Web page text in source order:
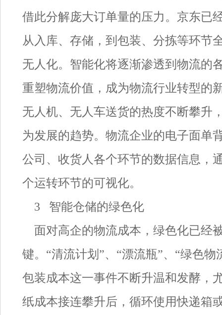
借此分解庞大订单量的压力。京东已
从入库、存储，到包装、分拣等环节
无人化。智能化将逐渐渗透到物流的
重塑物流价值，成为物流行业转型的
无人机、无人车送货的热度不断攀升
为发展的趋势。物流企业的电子面单
公司、收货人各个环节的数据信息，
个运转环节的可视化。
3 智能仓储的绿色化
面对高企的物流成本，绿色化已经
键。“清流计划”、“漂流瓶”、“绿色
包装成本这一事件不断升温和发酵，
纸成本接连攀升后，循环使用快递箱